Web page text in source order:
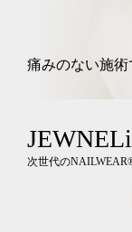
痛みのない施
次世代の